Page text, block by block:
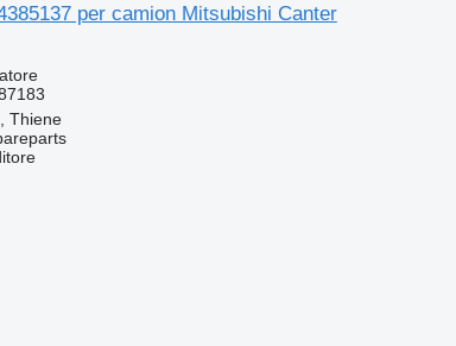
per camion Mitsubishi Canter
Thiene